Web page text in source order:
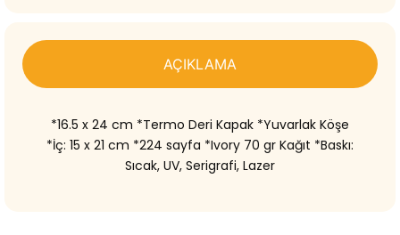
AÇIKLAMA
*16.5 x 24 cm *Termo Deri Kapak *Yuvarlak Köşe
*İç: 15 x 21 cm *224 sayfa *Ivory 70 gr Kağıt *Baskı:
Sıcak, UV, Serigrafi, Lazer